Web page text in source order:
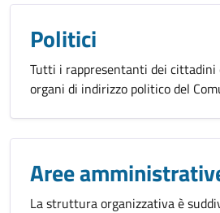
Politici
Tutti i rappresentanti dei cittadini
organi di indirizzo politico del
Aree
La struttura organizzativa è